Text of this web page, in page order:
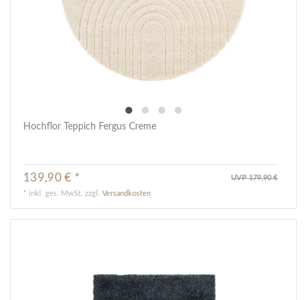
Hochflor Teppich Fergus Creme
UVP 179,90 €
139,90 € *
* inkl. ges. MwSt. zzgl.Versandkosten